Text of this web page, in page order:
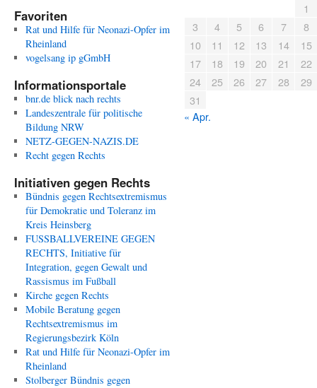
Favoriten
Rat und Hilfe für Neonazi-Opfer im
Rheinland
vogelsang ip gGmbH
Informationsportale
bnr.de blick nach rechts
Landeszentrale für politische
Bildung NRW
NETZ-GEGEN-NAZIS.DE
Recht gegen Rechts
Initiativen gegen Rechts
Bündnis gegen Rechtsextremismus
für Demokratie und Toleranz im
Kreis Heinsberg
FUSSBALLVEREINE GEGEN
RECHTS, Initiative für
Integration, gegen Gewalt und
Rassismus im Fußball
Kirche gegen Rechts
Mobile Beratung gegen
Rechtsextremismus im
Regierungsbezirk Köln
Rat und Hilfe für Neonazi-Opfer im
Rheinland
Stolberger Bündnis gegen
1
3
4 5 6 7
8
10
11 12 13 14
15
17
18 19 20 21
22
24
25 26 27 28
29
31
« Apr.